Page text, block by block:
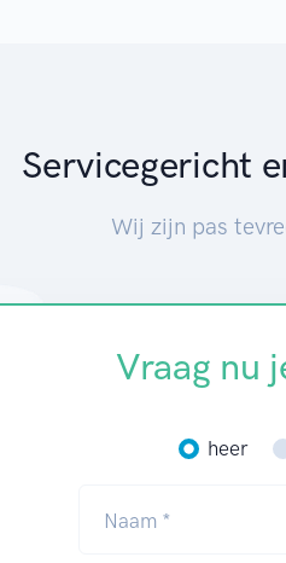
Servicegericht
Wij zijn pas
Vraag nu
heer
Naam *